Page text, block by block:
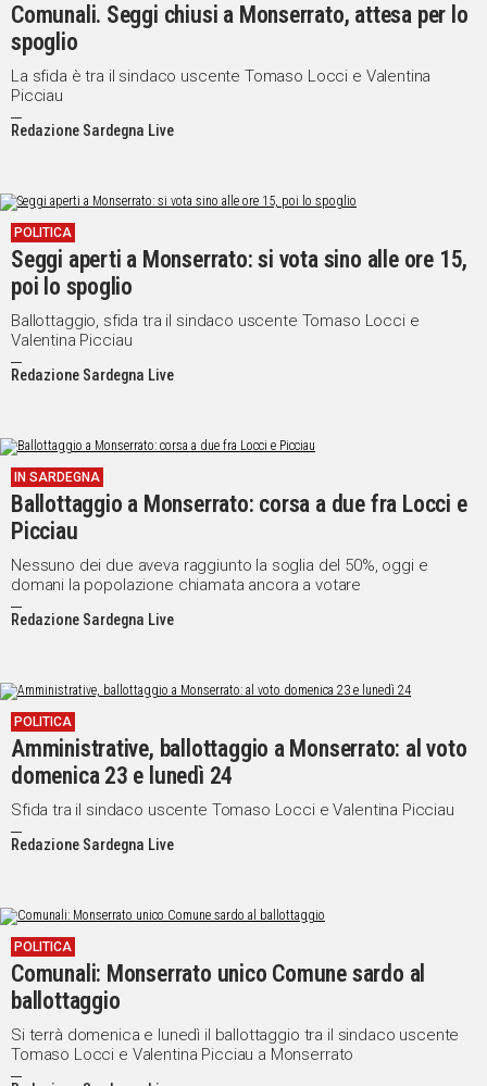
Comunali. Seggi chiusi a Monserrato, attesa per lo
spoglio
La sfida è tra il sindaco uscente Tomaso Locci e Valentina
Picciau
Redazione Sardegna Live
POLITICA
Seggi aperti a Monserrato: si vota sino alle ore 15,
poi lo spoglio
Ballottaggio, sfida tra il sindaco uscente Tomaso Locci e
Valentina Picciau
Redazione Sardegna Live
IN SARDEGNA
Ballottaggio a Monserrato: corsa a due fra Locci e
Picciau
Nessuno dei due aveva raggiunto la soglia del 50%, oggi e
domani la popolazione chiamata ancora a votare
Redazione Sardegna Live
POLITICA
Amministrative, ballottaggio a Monserrato: al voto
domenica 23 e lunedì 24
Sfida tra il sindaco uscente Tomaso Locci e Valentina Picciau
Redazione Sardegna Live
POLITICA
Comunali: Monserrato unico Comune sardo al
ballottaggio
Si terrà domenica e lunedì il ballottaggio tra il sindaco uscente
Tomaso Locci e Valentina Picciau a Monserrato